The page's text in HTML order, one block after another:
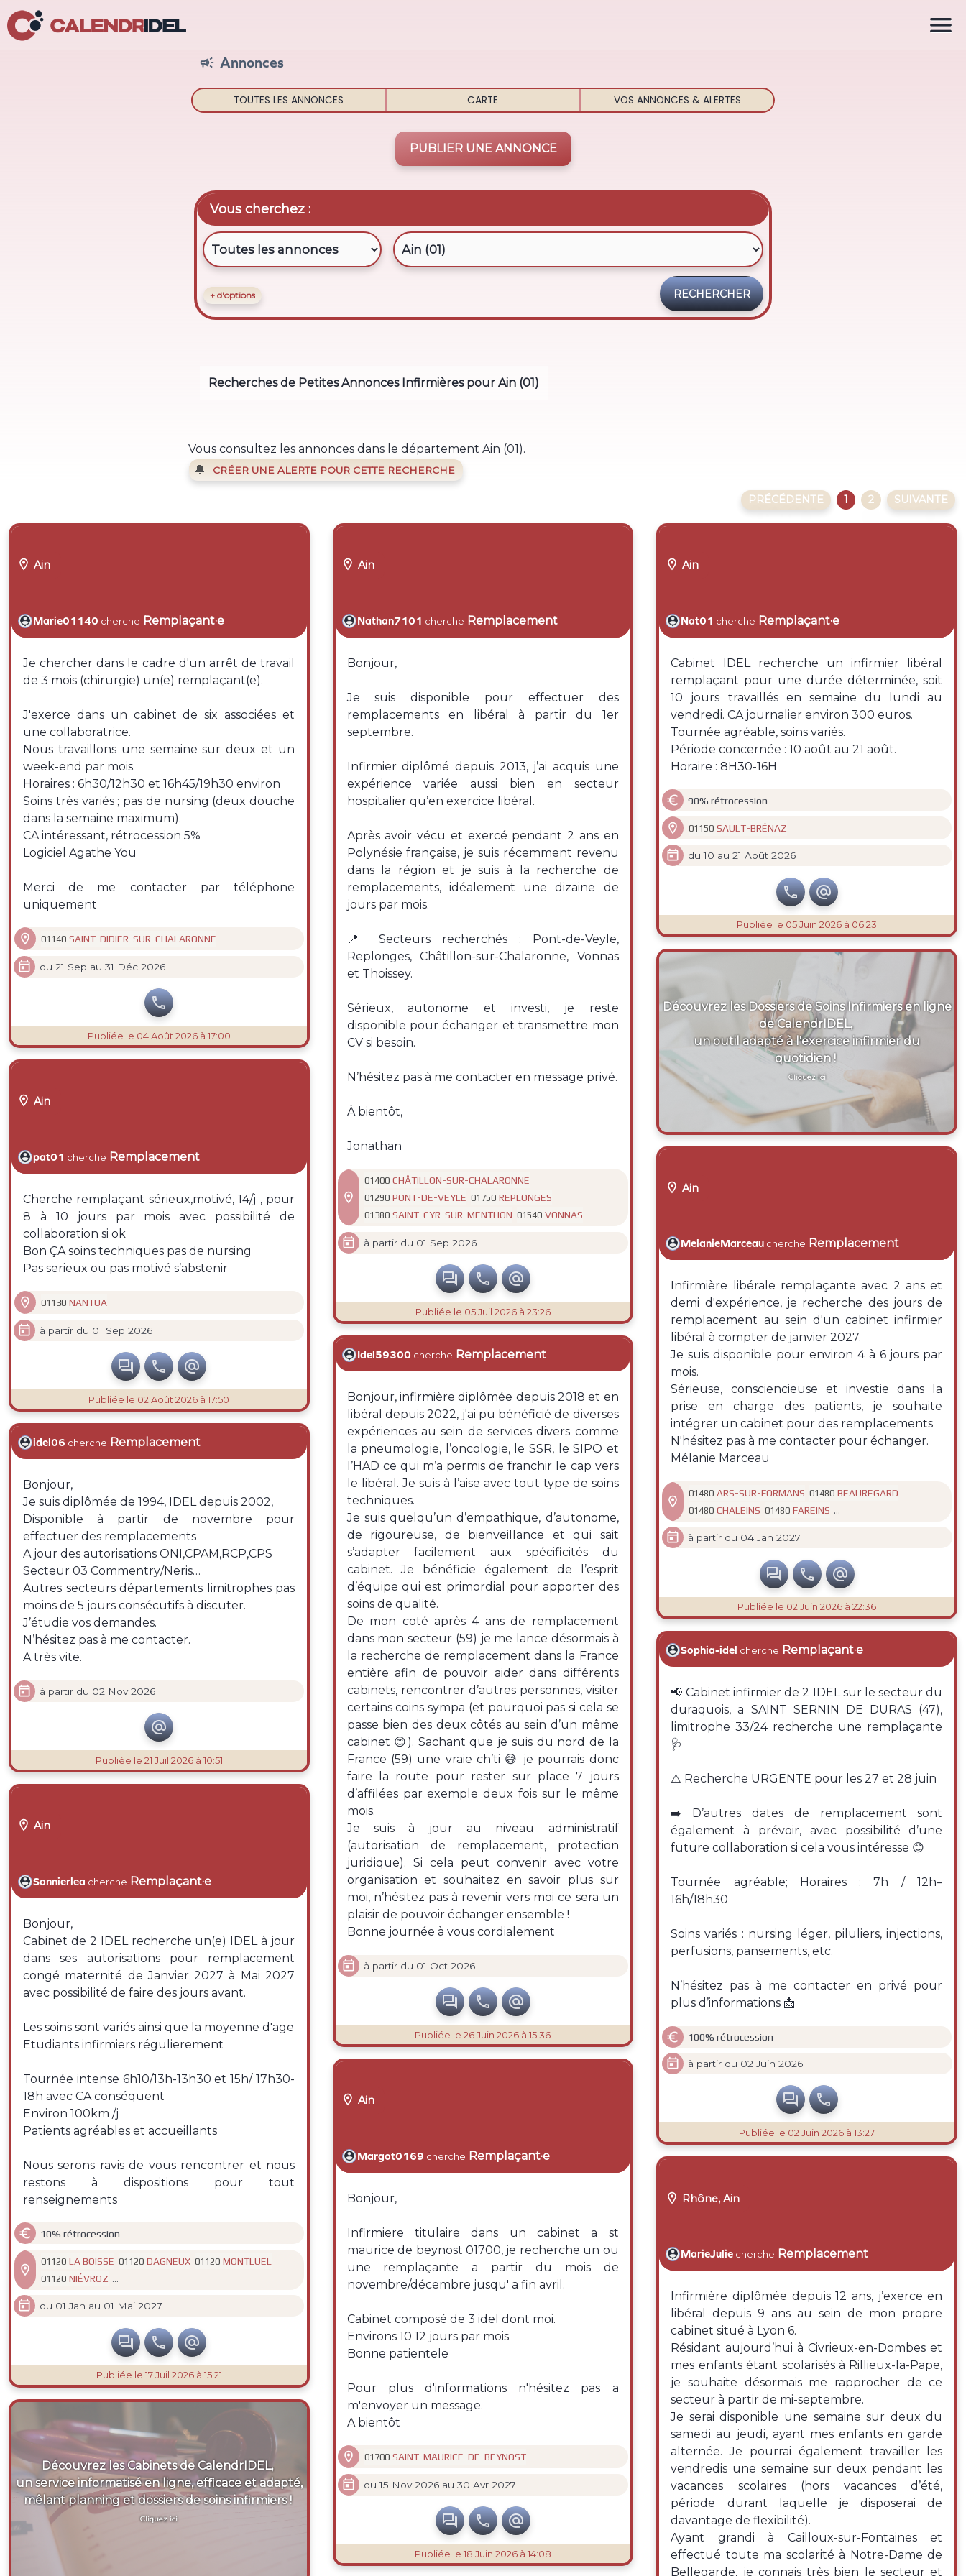
 Annonces
TOUTES LES ANNONCES CARTE VOS ANNONCES & ALERTES
PUBLIER UNE ANNONCE
Vous cherchez :
+ d'options
Recherches de Petites Annonces Infirmières pour Ain (01)
Vous consultez les annonces dans le département Ain (01).
🔔 CRÉER UNE ALERTE POUR CETTE RECHERCHE
PRÉCÉDENTE 1 2 SUIVANTE
 Ain
Marie01140 cherche Remplaçant·e
Je chercher dans le cadre d'un arrêt de travail
de 3 mois (chirurgie) un(e) remplaçant(e).
J'exerce dans un cabinet de six associées et
une collaboratrice.
Nous travaillons une semaine sur deux et un
week-end par mois.
Horaires : 6h30/12h30 et 16h45/19h30 environ
Soins très variés ; pas de nursing (deux douche
dans la semaine maximum).
CA intéressant, rétrocession 5%
Logiciel Agathe You
Merci de me contacter par téléphone
uniquement
 01140 SAINT-DIDIER-SUR-CHALARONNE
 du 21 Sep au 31 Déc 2026

Publiée le 04 Août 2026 à 17:00
 Ain
pat01 cherche Remplacement
Cherche remplaçant sérieux,motivé, 14/j , pour
8 à 10 jours par mois avec possibilité de
collaboration si ok
Bon ÇA soins techniques pas de nursing
Pas serieux ou pas motivé s’abstenir
 01130 NANTUA
 à partir du 01 Sep 2026
  
Publiée le 02 Août 2026 à 17:50
idel06 cherche Remplacement
Bonjour,
Je suis diplômée de 1994, IDEL depuis 2002,
Disponible à partir de novembre pour
effectuer des remplacements
A jour des autorisations ONI,CPAM,RCP,CPS
Secteur 03 Commentry/Neris…
Autres secteurs départements limitrophes pas
moins de 5 jours consécutifs à discuter.
J’étudie vos demandes.
N’hésitez pas à me contacter.
A très vite.
 à partir du 02 Nov 2026

Publiée le 21 Juil 2026 à 10:51
 Ain
Sannierlea cherche Remplaçant·e
Bonjour,
Cabinet de 2 IDEL recherche un(e) IDEL à jour
dans ses autorisations pour remplacement
congé maternité de Janvier 2027 à Mai 2027
avec possibilité de faire des jours avant.
Les soins sont variés ainsi que la moyenne d'age
Etudiants infirmiers régulierement
Tournée intense 6h10/13h-13h30 et 15h/ 17h30-
18h avec CA conséquent
Environ 100km /j
Patients agréables et accueillants
Nous serons ravis de vous rencontrer et nous
restons à dispositions pour tout
renseignements
 10% rétrocession

01120 LA BOISSE 01120 DAGNEUX 01120 MONTLUEL
01120 NIÉVROZ ...
 du 01 Jan au 01 Mai 2027
  
Publiée le 17 Juil 2026 à 15:21
Découvrez les Cabinets de CalendrIDEL,
un service informatisé en ligne, efficace et adapté,
mêlant planning et dossiers de soins infirmiers !
Cliquez ici
 Ain
Nathan7101 cherche Remplacement
Bonjour,
Je suis disponible pour effectuer des
remplacements en libéral à partir du 1er
septembre.
Infirmier diplômé depuis 2013, j’ai acquis une
expérience variée aussi bien en secteur
hospitalier qu’en exercice libéral.
Après avoir vécu et exercé pendant 2 ans en
Polynésie française, je suis récemment revenu
dans la région et je suis à la recherche de
remplacements, idéalement une dizaine de
jours par mois.
📍 Secteurs recherchés : Pont-de-Veyle,
Replonges, Châtillon-sur-Chalaronne, Vonnas
et Thoissey.
Sérieux, autonome et investi, je reste
disponible pour échanger et transmettre mon
CV si besoin.
N’hésitez pas à me contacter en message privé.
À bientôt,
Jonathan

01400 CHÂTILLON-SUR-CHALARONNE
01290 PONT-DE-VEYLE 01750 REPLONGES
01380 SAINT-CYR-SUR-MENTHON 01540 VONNAS
 à partir du 01 Sep 2026
  
Publiée le 05 Juil 2026 à 23:26
Idel59300 cherche Remplacement
Bonjour, infirmière diplômée depuis 2018 et en
libéral depuis 2022, j'ai pu bénéficié de diverses
expériences au sein de services divers comme
la pneumologie, l’oncologie, le SSR, le SIPO et
l’HAD ce qui m’a permis de franchir le cap vers
le libéral. Je suis à l’aise avec tout type de soins
techniques.
Je suis quelqu’un d’empathique, d’autonome,
de rigoureuse, de bienveillance et qui sait
s’adapter facilement aux spécificités du
cabinet. Je bénéficie également de l’esprit
d’équipe qui est primordial pour apporter des
soins de qualité.
De mon coté après 4 ans de remplacement
dans mon secteur (59) je me lance désormais à
la recherche de remplacement dans la France
entière afin de pouvoir aider dans différents
cabinets, rencontrer d’autres personnes, visiter
certains coins sympa (et pourquoi pas si cela se
passe bien des deux côtés au sein d’un même
cabinet 😊). Sachant que je suis du nord de la
France (59) une vraie ch’ti 😅 je pourrais donc
faire la route pour rester sur place 7 jours
d’affilées par exemple deux fois sur le même
mois.
Je suis à jour au niveau administratif
(autorisation de remplacement, protection
juridique). Si cela peut convenir avec votre
organisation et souhaitez en savoir plus sur
moi, n’hésitez pas à revenir vers moi ce sera un
plaisir de pouvoir échanger ensemble !
Bonne journée à vous cordialement
 à partir du 01 Oct 2026
  
Publiée le 26 Juin 2026 à 15:36
 Ain
Margot0169 cherche Remplaçant·e
Bonjour,
Infirmiere titulaire dans un cabinet a st
maurice de beynost 01700, je recherche un ou
une remplaçante a partir du mois de
novembre/décembre jusqu' a fin avril.
Cabinet composé de 3 idel dont moi.
Environs 10 12 jours par mois
Bonne patientele
Pour plus d'informations n'hésitez pas a
m'envoyer un message.
A bientôt
 01700 SAINT-MAURICE-DE-BEYNOST
 du 15 Nov 2026 au 30 Avr 2027
  
Publiée le 18 Juin 2026 à 14:08
 Ain
Nat01 cherche Remplaçant·e
Cabinet IDEL recherche un infirmier libéral
remplaçant pour une durée déterminée, soit
10 jours travaillés en semaine du lundi au
vendredi. CA journalier environ 300 euros.
Tournée agréable, soins variés.
Période concernée : 10 août au 21 août.
Horaire : 8H30-16H
 90% rétrocession
 01150 SAULT-BRÉNAZ
 du 10 au 21 Août 2026
 
Publiée le 05 Juin 2026 à 06:23
Découvrez les Dossiers de Soins Infirmiers en ligne
de CalendrIDEL,
un outil adapté à l'exercice infirmier du
quotidien !
Cliquez ici
 Ain
MelanieMarceau cherche Remplacement
Infirmière libérale remplaçante avec 2 ans et
demi d'expérience, je recherche des jours de
remplacement au sein d'un cabinet infirmier
libéral à compter de janvier 2027.
Je suis disponible pour environ 4 à 6 jours par
mois.
Sérieuse, consciencieuse et investie dans la
prise en charge des patients, je souhaite
intégrer un cabinet pour des remplacements
N'hésitez pas à me contacter pour échanger.
Mélanie Marceau

01480 ARS-SUR-FORMANS 01480 BEAUREGARD
01480 CHALEINS 01480 FAREINS ...
 à partir du 04 Jan 2027
  
Publiée le 02 Juin 2026 à 22:36
Sophia-idel cherche Remplaçant·e
📢 Cabinet infirmier de 2 IDEL sur le secteur du
duraquois, a SAINT SERNIN DE DURAS (47),
limitrophe 33/24 recherche une remplaçante
🩺
⚠️ Recherche URGENTE pour les 27 et 28 juin
➡️ D’autres dates de remplacement sont
également à prévoir, avec possibilité d’une
future collaboration si cela vous intéresse 😊
Tournée agréable; Horaires : 7h / 12h–
16h/18h30
Soins variés : nursing léger, piluliers, injections,
perfusions, pansements, etc.
N’hésitez pas à me contacter en privé pour
plus d’informations 📩
 100% rétrocession
 à partir du 02 Juin 2026
 
Publiée le 02 Juin 2026 à 13:27
 Rhône, Ain
MarieJulie cherche Remplacement
Infirmière diplômée depuis 12 ans, j’exerce en
libéral depuis 9 ans au sein de mon propre
cabinet situé à Lyon 6.
Résidant aujourd’hui à Civrieux-en-Dombes et
mes enfants étant scolarisés à Rillieux-la-Pape,
je souhaite désormais me rapprocher de ce
secteur à partir de mi-septembre.
Je serai disponible une semaine sur deux du
samedi au jeudi, ayant mes enfants en garde
alternée. Je pourrai également travailler les
vendredis une semaine sur deux pendant les
vacances scolaires (hors vacances d’été,
période durant laquelle je disposerai de
davantage de flexibilité).
Ayant grandi à Cailloux-sur-Fontaines et
effectué toute ma scolarité à Notre-Dame de
Bellegarde, je connais très bien le secteur et
